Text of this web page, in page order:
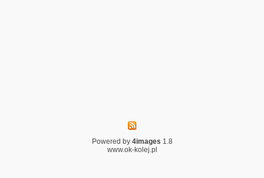
Powered by 4images 1.8
www.ok-kolej.pl